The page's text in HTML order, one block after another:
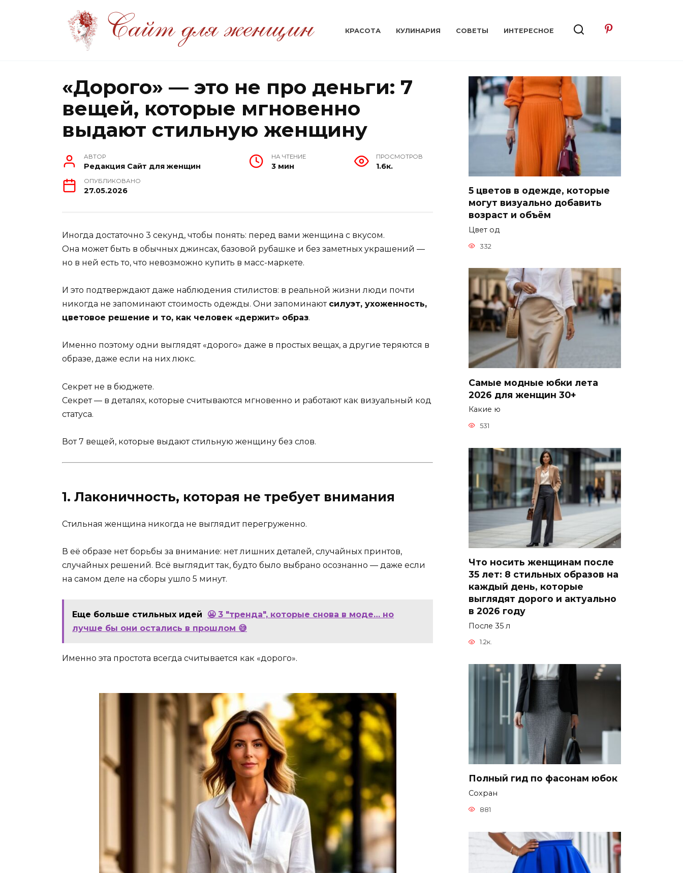
КРАСОТА КУЛИНАРИЯ СОВЕТЫ ИНТЕРЕСНОЕ
«Дорого» — это не про деньги: 7
вещей, которые мгновенно
выдают стильную женщину
АВТОР
Редакция Сайт для женщин
НА ЧТЕНИЕ
3 мин
ПРОСМОТРОВ
1.6к.
ОПУБЛИКОВАНО
27.05.2026
Иногда достаточно 3 секунд, чтобы понять: перед вами женщина с вкусом.
Она может быть в обычных джинсах, базовой рубашке и без заметных украшений —
но в ней есть то, что невозможно купить в масс-маркете.
И это подтверждают даже наблюдения стилистов: в реальной жизни люди почти
никогда не запоминают стоимость одежды. Они запоминают силуэт, ухоженность,
цветовое решение и то, как человек «держит» образ.
Именно поэтому одни выглядят «дорого» даже в простых вещах, а другие теряются в
образе, даже если на них люкс.
Секрет не в бюджете.
Секрет — в деталях, которые считываются мгновенно и работают как визуальный код
статуса.
Вот 7 вещей, которые выдают стильную женщину без слов.
1. Лаконичность, которая не требует внимания
Стильная женщина никогда не выглядит перегруженно.
В её образе нет борьбы за внимание: нет лишних деталей, случайных принтов,
случайных решений. Всё выглядит так, будто было выбрано осознанно — даже если
на самом деле на сборы ушло 5 минут.
Еще больше стильных идей
😬 3 "тренда", которые снова в моде… но
лучше бы они остались в прошлом 😅
Именно эта простота всегда считывается как «дорого».
5 цветов в одежде, которые
могут визуально добавить
возраст и объём
Цвет од
332
Самые модные юбки лета
2026 для женщин 30+
Какие ю
531
Что носить женщинам после
35 лет: 8 стильных образов на
каждый день, которые
выглядят дорого и актуально
в 2026 году
После 35 л
1.2к.
Полный гид по фасонам юбок
Сохран
881